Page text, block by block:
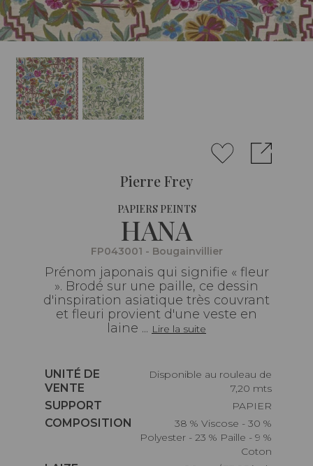
Pierre Frey
PAPIERS PEINTS
HANA
FP043001 - Bougainvillier
Prénom japonais qui signifie « fleur
». Brodé sur une paille, ce dessin
d'inspiration asiatique très couvrant
et fleuri provient d'une veste en
laine ... Lire la suite
Caractéristiques
UNITÉ DE
VENTE
Disponible au rouleau de
7,20 mts
Caractéristiques
SUPPORT
PAPIER
Caractéristiques
COMPOSITION
38 % Viscose - 30 %
Polyester - 23 % Paille - 9 %
Coton